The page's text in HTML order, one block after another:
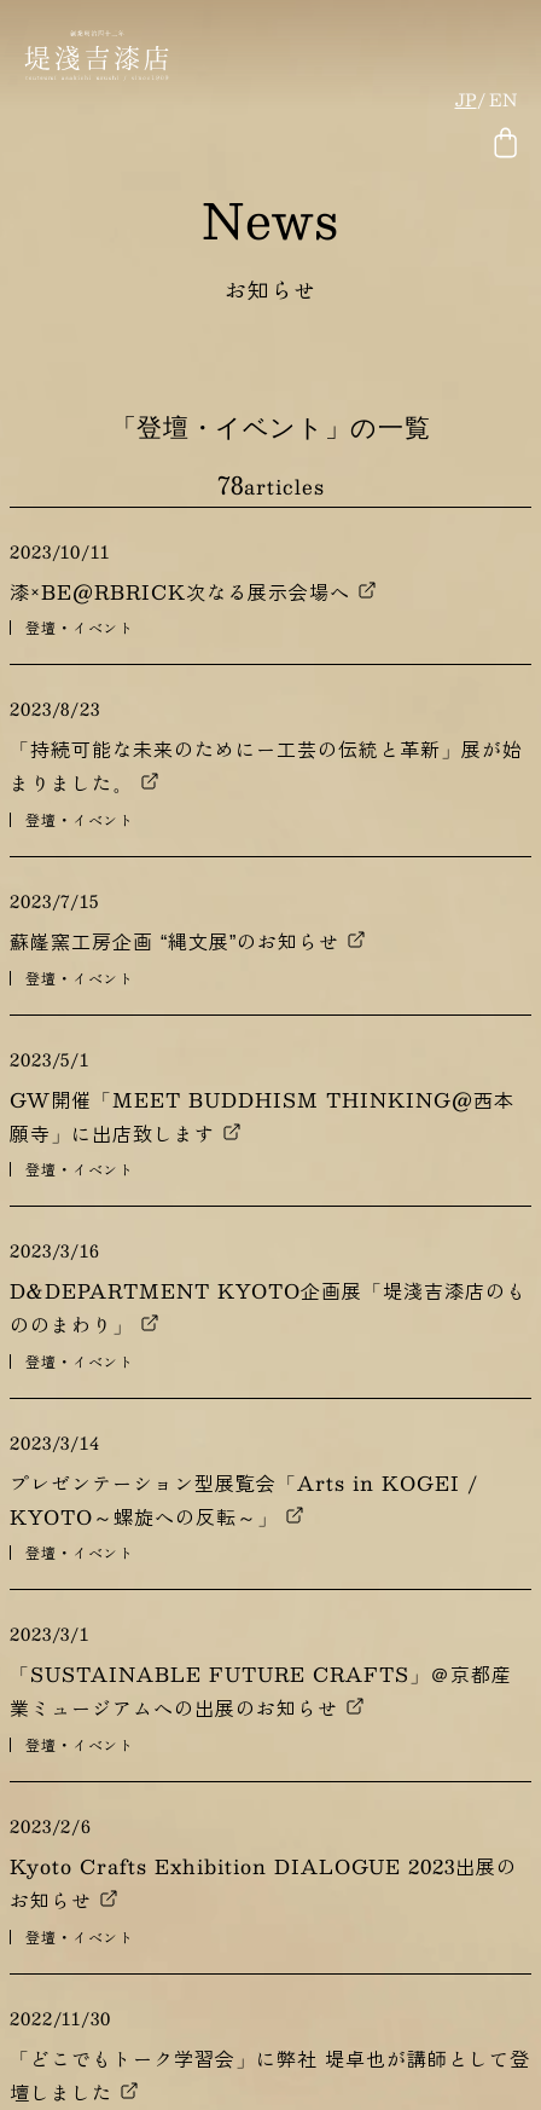
JP EN
News
お知らせ
「登壇・イベント」の一覧
78articles
2023/10/11
漆×BE@RBRICK次なる展示会場へ
登壇・イベント
2023/8/23
「持続可能な未来のためにー工芸の伝統と革新」展が始
まりました。
登壇・イベント
2023/7/15
蘇嶐窯工房企画 “縄文展”のお知らせ
登壇・イベント
2023/5/1
GW開催「MEET BUDDHISM THINKING@西本
願寺」に出店致します
登壇・イベント
2023/3/16
D&DEPARTMENT KYOTO企画展「堤淺吉漆店のも
ののまわり」
登壇・イベント
2023/3/14
プレゼンテーション型展覧会「Arts in KOGEI /
KYOTO～螺旋への反転～」
登壇・イベント
2023/3/1
「SUSTAINABLE FUTURE CRAFTS」＠京都産
業ミュージアムへの出展のお知らせ
登壇・イベント
2023/2/6
Kyoto Crafts Exhibition DIALOGUE 2023出展の
お知らせ
登壇・イベント
2022/11/30
「どこでもトーク学習会」に弊社 堤卓也が講師として登
壇しました